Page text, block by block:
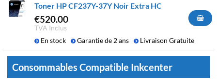
Toner HP CF237Y-37Y Noir Extra HC
€520.00
TVA Inclus
En stock
Garantie de 2 ans Livraison Gratuite
Consommables Compatible Inkcenter